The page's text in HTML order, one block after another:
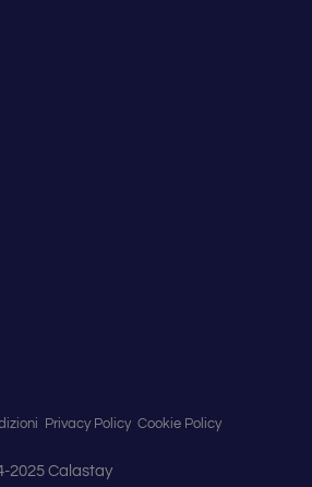
Privacy Policy Cookie Policy
2025 Calastay